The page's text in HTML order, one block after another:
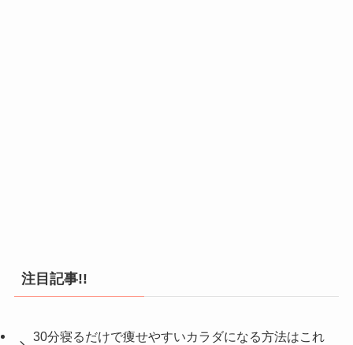
注目記事!!
30分寝るだけで痩せやすいカラダになる方法はこれ